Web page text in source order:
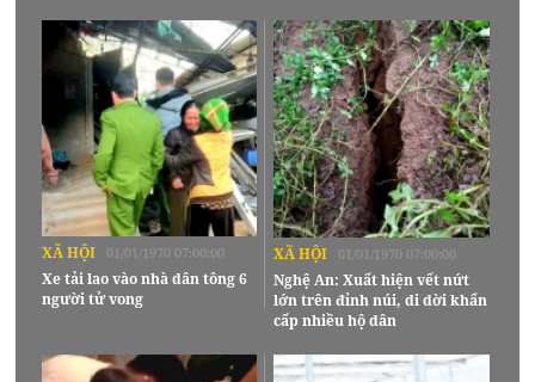
XÃ HỘI 01/01/1970 07:00:00
Xe tải lao vào nhà dân tông 6
người tử vong
XÃ HỘI 01/01/1970 07:00:00
Nghệ An: Xuất hiện vết nứt
lớn trên đỉnh núi, di dời khẩn
cấp nhiều hộ dân